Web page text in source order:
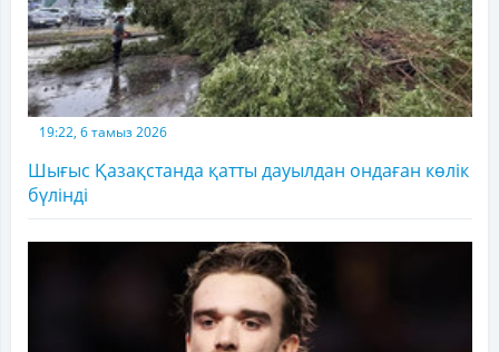
19:22, 6 тамыз 2026
Шығыс Қазақстанда қатты дауылдан ондаған көлік
бүлінді